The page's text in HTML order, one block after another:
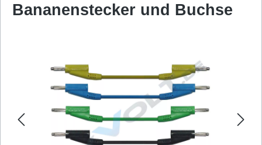
Bananenstecker und Buchse